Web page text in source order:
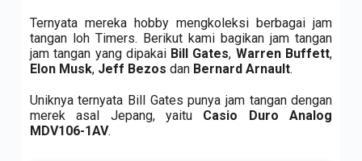
Ternyata mereka hobby mengkoleksi berbagai jam
tangan loh Timers. Berikut kami bagikan jam tangan
jam tangan yang dipakai Bill Gates, Warren Buffett,
Elon Musk, Jeff Bezos dan Bernard Arnault.
Uniknya ternyata Bill Gates punya jam tangan dengan
merek asal Jepang, yaitu Casio Duro Analog
MDV106-1AV.